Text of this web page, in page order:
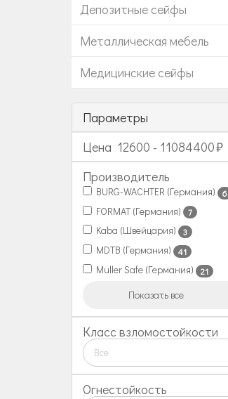
Депозитные сейфы
Металлическая мебель
Медицинские сейфы
Параметры
Цена 12600 - 11084400
Производитель
BURG-WACHTER (Германия) 6
FORMAT (Германия) 7
Kaba (Швейцария) 3
MDTB (Германия) 41
Muller Safe (Германия) 21
Показать все
Класс взломостойкости
Все
Огнестойкость